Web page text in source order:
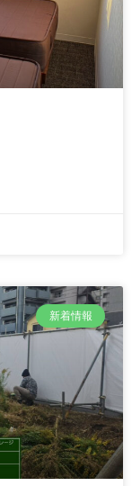
新着情報